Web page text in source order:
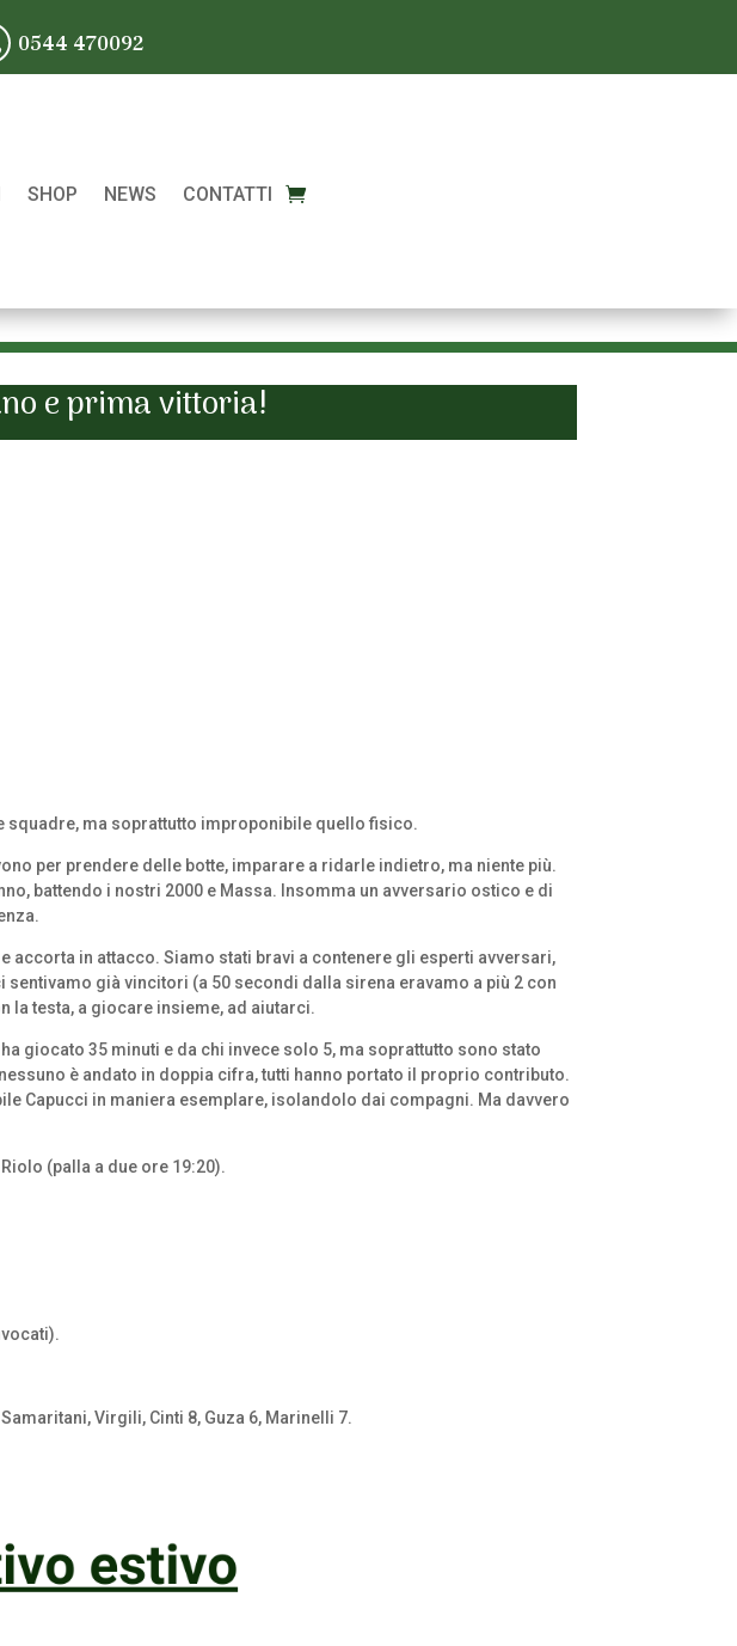
0544 470092
SHOP NEWS CONTATTI
e prima vittoria!
ma soprattutto improponibile quello fisico.
per prendere delle botte, imparare a ridarle indietro, ma niente più.
battendo i nostri 2000 e Massa. Insomma un avversario ostico e di
accorta in attacco. Siamo stati bravi a contenere gli esperti avversari,
già vincitori (a 50 secondi dalla sirena eravamo a più 2 con
la testa, a giocare insieme, ad aiutarci.
giocato 35 minuti e da chi invece solo 5, ma soprattutto sono stato
è andato in doppia cifra, tutti hanno portato il proprio contributo.
Capucci in maniera esemplare, isolandolo dai compagni. Ma davvero
(palla a due ore 19:20).
Virgili, Cinti 8, Guza 6, Marinelli 7.